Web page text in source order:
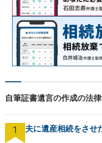
自筆証書遺言の作成の法
1 夫に遺産相続をさせ